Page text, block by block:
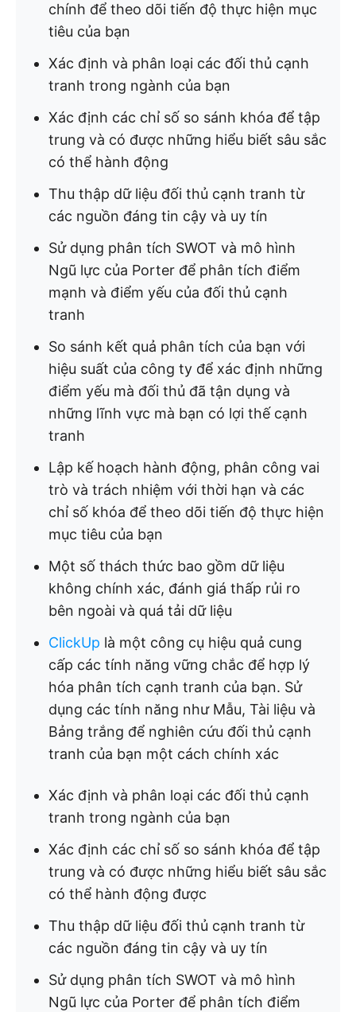
chính để theo dõi tiến độ thực hiện mục
tiêu của bạn
Xác định và phân loại các đối thủ cạnh
tranh trong ngành của bạn
Xác định các chỉ số so sánh khóa để tập
trung và có được những hiểu biết sâu sắc
có thể hành động
Thu thập dữ liệu đối thủ cạnh tranh từ
các nguồn đáng tin cậy và uy tín
Sử dụng phân tích SWOT và mô hình
Ngũ lực của Porter để phân tích điểm
mạnh và điểm yếu của đối thủ cạnh
tranh
So sánh kết quả phân tích của bạn với
hiệu suất của công ty để xác định những
điểm yếu mà đối thủ đã tận dụng và
những lĩnh vực mà bạn có lợi thế cạnh
tranh
Lập kế hoạch hành động, phân công vai
trò và trách nhiệm với thời hạn và các
chỉ số khóa để theo dõi tiến độ thực hiện
mục tiêu của bạn
Một số thách thức bao gồm dữ liệu
không chính xác, đánh giá thấp rủi ro
bên ngoài và quá tải dữ liệu
ClickUp là một công cụ hiệu quả cung
cấp các tính năng vững chắc để hợp lý
hóa phân tích cạnh tranh của bạn. Sử
dụng các tính năng như Mẫu, Tài liệu và
Bảng trắng để nghiên cứu đối thủ cạnh
tranh của bạn một cách chính xác
Xác định và phân loại các đối thủ cạnh
tranh trong ngành của bạn
Xác định các chỉ số so sánh khóa để tập
trung và có được những hiểu biết sâu sắc
có thể hành động được
Thu thập dữ liệu đối thủ cạnh tranh từ
các nguồn đáng tin cậy và uy tín
Sử dụng phân tích SWOT và mô hình
Ngũ lực của Porter để phân tích điểm